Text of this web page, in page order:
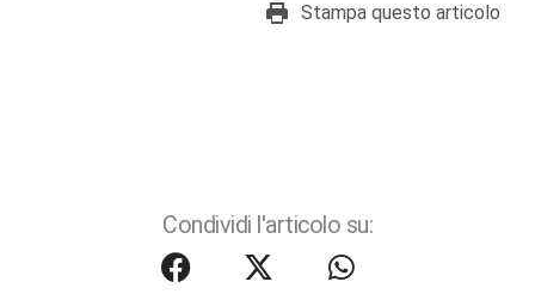
Stampa questo articolo
Condividi l'articolo su: